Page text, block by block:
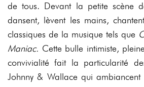
de tous. Devant la petite scène
dansent, lèvent les mains,
classiques de la musique tels que
Maniac. Cette bulle intimiste,
convivialité fait la particularité
Johnny & Wallace qui ambiancent